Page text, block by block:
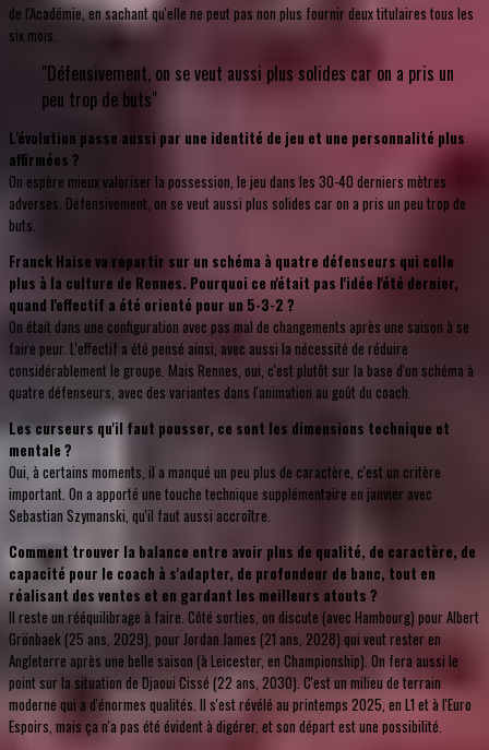
de l'Académie, en sachant qu'elle ne peut pas non plus fournir deux titulaires tous les
six mois.
"Défensivement, on se veut aussi plus solides car on a pris un
peu trop de buts"
L'évolution passe aussi par une identité de jeu et une personnalité plus
affirmées ?
On espère mieux valoriser la possession, le jeu dans les 30-40 derniers mètres
adverses. Défensivement, on se veut aussi plus solides car on a pris un peu trop de
buts.
Franck Haise va repartir sur un schéma à quatre défenseurs qui colle
plus à la culture de Rennes. Pourquoi ce n'était pas l'idée l'été dernier,
quand l'effectif a été orienté pour un 5-3-2 ?
On était dans une configuration avec pas mal de changements après une saison à se
faire peur. L'effectif a été pensé ainsi, avec aussi la nécessité de réduire
considérablement le groupe. Mais Rennes, oui, c'est plutôt sur la base d'un schéma à
quatre défenseurs, avec des variantes dans l'animation au goût du coach.
Les curseurs qu'il faut pousser, ce sont les dimensions technique et
mentale ?
Oui, à certains moments, il a manqué un peu plus de caractère, c'est un critère
important. On a apporté une touche technique supplémentaire en janvier avec
Sebastian Szymanski, qu'il faut aussi accroître.
Comment trouver la balance entre avoir plus de qualité, de caractère, de
capacité pour le coach à s'adapter, de profondeur de banc, tout en
réalisant des ventes et en gardant les meilleurs atouts ?
Il reste un rééquilibrage à faire. Côté sorties, on discute (avec Hambourg) pour Albert
Grönbaek (25 ans, 2029), pour Jordan James (21 ans, 2028) qui veut rester en
Angleterre après une belle saison (à Leicester, en Championship). On fera aussi le
point sur la situation de Djaoui Cissé (22 ans, 2030). C'est un milieu de terrain
moderne qui a d'énormes qualités. Il s'est révélé au printemps 2025, en L1 et à l'Euro
Espoirs, mais ça n'a pas été évident à digérer, et son départ est une possibilité.